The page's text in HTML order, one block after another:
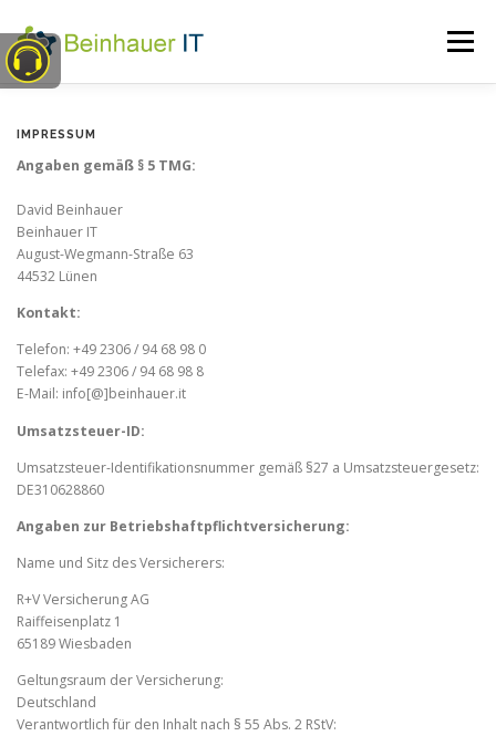
Inhalt
springen
Menü
Referenzen
IMPRESSUM
Angaben gemäß § 5 TMG:
David Beinhauer
Beinhauer IT
August-Wegmann-Straße 63
44532 Lünen
Kontakt:
Telefon: +49 2306 / 94 68 98 0
Telefax: +49 2306 / 94 68 98 8
E-Mail: info[@]beinhauer.it
Umsatzsteuer-ID:
Umsatzsteuer-Identifikationsnummer gemäß §27 a Umsatzsteuergesetz:
DE310628860
Angaben zur Betriebshaftpflichtversicherung:
Name und Sitz des Versicherers:
R+V Versicherung AG
Raiffeisenplatz 1
65189 Wiesbaden
Geltungsraum der Versicherung:
Deutschland
Verantwortlich für den Inhalt nach § 55 Abs. 2 RStV: